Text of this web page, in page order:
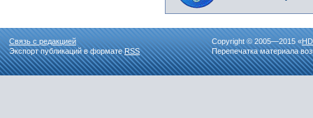
Связь с редакцией
Экспорт публикаций в форматеRSS
Copyright © 2005—2015 «
Перепечатка материала